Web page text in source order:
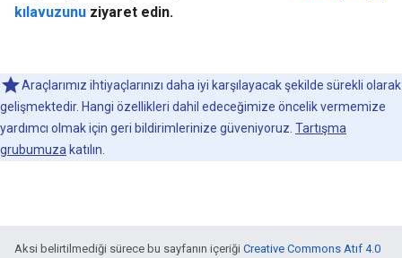
kılavuzunu ziyaret edin.
Araçlarımız ihtiyaçlarınızı daha iyi karşılayacak şekilde sürekli olarak
gelişmektedir. Hangi özellikleri dahil edeceğimize öncelik vermemize
yardımcı olmak için geri bildirimlerinize güveniyoruz. Tartışma
grubumuza katılın.
Aksi belirtilmediği sürece bu sayfanın içeriği Creative Commons Atıf 4.0